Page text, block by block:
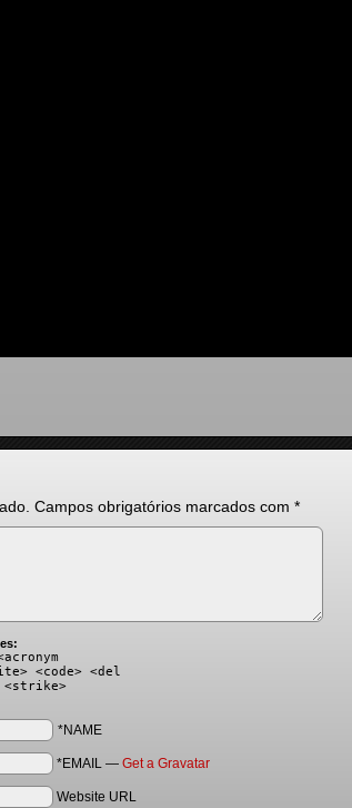
Campos obrigatórios marcados com *
<code> <del
<strike>
*NAME
*EMAIL — Get a Gravatar
Website URL